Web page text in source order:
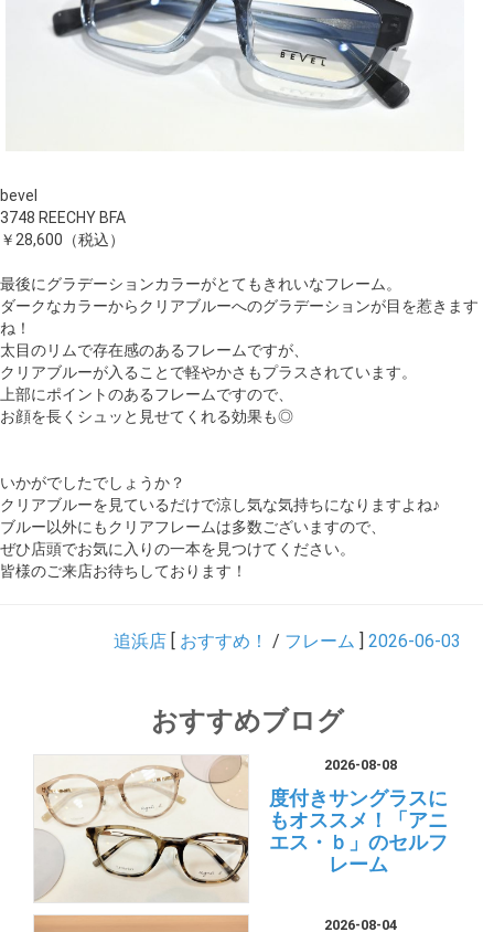
bevel
3748 REECHY BFA
￥28,600（税込）
最後にグラデーションカラーがとてもきれいなフレーム。
ダークなカラーからクリアブルーへのグラデーションが目を惹きます
ね！
太目のリムで存在感のあるフレームですが、
クリアブルーが入ることで軽やかさもプラスされています。
上部にポイントのあるフレームですので、
お顔を長くシュッと見せてくれる効果も◎
いかがでしたでしょうか？
クリアブルーを見ているだけで涼し気な気持ちになりますよね♪
ブルー以外にもクリアフレームは多数ございますので、
ぜひ店頭でお気に入りの一本を見つけてください。
皆様のご来店お待ちしております！
追浜店 [ おすすめ！ / フレーム ] 2026-06-03
おすすめブログ
2026-08-08
度付きサングラスに
もオススメ！「アニ
エス・ｂ」のセルフ
レーム
2026-08-04